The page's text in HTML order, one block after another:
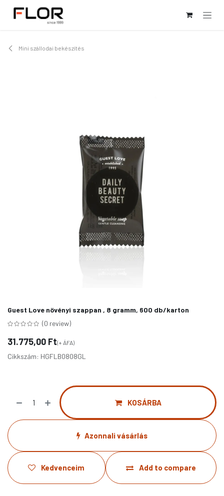
Mini szállodai bekészítés
Guest Love növényi szappan , 8 gramm, 600 db/karton
(0 review)
31.775,00 Ft(+ ÁFA)
Cikkszám: HGFLB0808GL
KOSÁRBA
Azonnali vásárlás
Add to compare
Kedvenceim